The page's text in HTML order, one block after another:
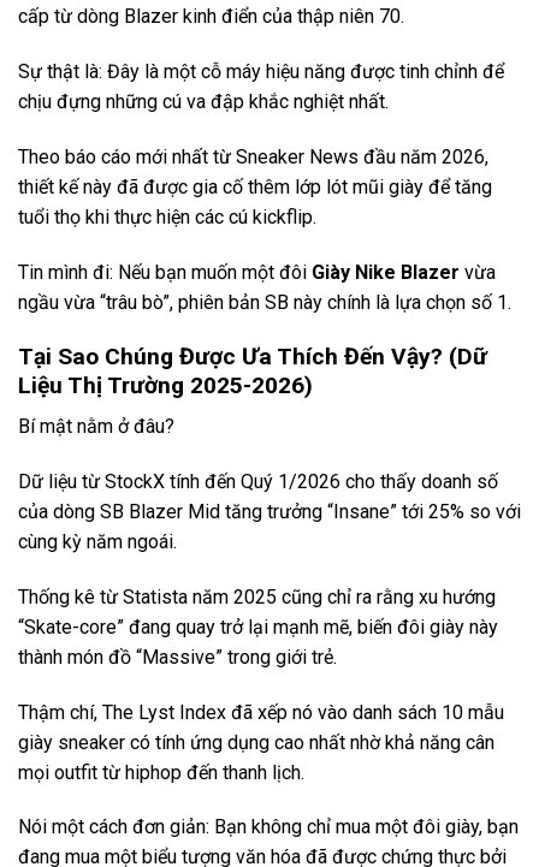
cấp từ dòng Blazer kinh điển của thập niên 70.
Sự thật là: Đây là một cỗ máy hiệu năng được tinh chỉnh để
chịu đựng những cú va đập khắc nghiệt nhất.
Theo báo cáo mới nhất từ Sneaker News đầu năm 2026,
thiết kế này đã được gia cố thêm lớp lót mũi giày để tăng
tuổi thọ khi thực hiện các cú kickflip.
Tin mình đi: Nếu bạn muốn một đôi Giày Nike Blazer vừa
ngầu vừa “trâu bò”, phiên bản SB này chính là lựa chọn số 1.
Tại Sao Chúng Được Ưa Thích Đến Vậy? (Dữ
Liệu Thị Trường 2025-2026)
Bí mật nằm ở đâu?
Dữ liệu từ StockX tính đến Quý 1/2026 cho thấy doanh số
của dòng SB Blazer Mid tăng trưởng “Insane” tới 25% so với
cùng kỳ năm ngoái.
Thống kê từ Statista năm 2025 cũng chỉ ra rằng xu hướng
“Skate-core” đang quay trở lại mạnh mẽ, biến đôi giày này
thành món đồ “Massive” trong giới trẻ.
Thậm chí, The Lyst Index đã xếp nó vào danh sách 10 mẫu
giày sneaker có tính ứng dụng cao nhất nhờ khả năng cân
mọi outfit từ hiphop đến thanh lịch.
Nói một cách đơn giản: Bạn không chỉ mua một đôi giày, bạn
đang mua một biểu tượng văn hóa đã được chứng thực bởi